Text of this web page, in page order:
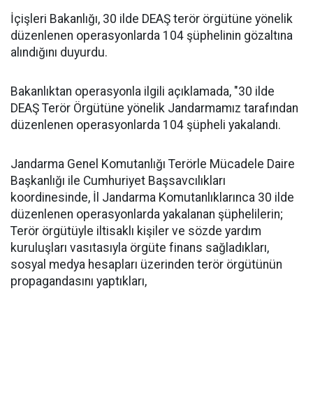
İçişleri Bakanlığı, 30 ilde DEAŞ terör örgütüne yönelik
düzenlenen operasyonlarda 104 şüphelinin gözaltına
alındığını duyurdu.
Bakanlıktan operasyonla ilgili açıklamada, "30 ilde
DEAŞ Terör Örgütüne yönelik Jandarmamız tarafından
düzenlenen operasyonlarda 104 şüpheli yakalandı.
Jandarma Genel Komutanlığı Terörle Mücadele Daire
Başkanlığı ile Cumhuriyet Başsavcılıkları
koordinesinde, İl Jandarma Komutanlıklarınca 30 ilde
düzenlenen operasyonlarda yakalanan şüphelilerin;
Terör örgütüyle iltisaklı kişiler ve sözde yardım
kuruluşları vasıtasıyla örgüte finans sağladıkları,
sosyal medya hesapları üzerinden terör örgütünün
propagandasını yaptıkları,